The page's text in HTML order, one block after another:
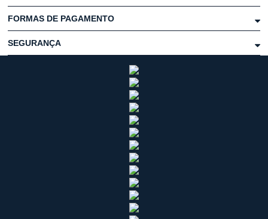
FORMAS DE PAGAMENTO
SEGURANÇA